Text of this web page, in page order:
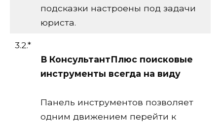
подсказки настроены под задачи
юриста.
3.2.*
В КонсультантПлюс поисковые
инструменты всегда на виду
Панель инструментов позволяет
одним движением перейти к